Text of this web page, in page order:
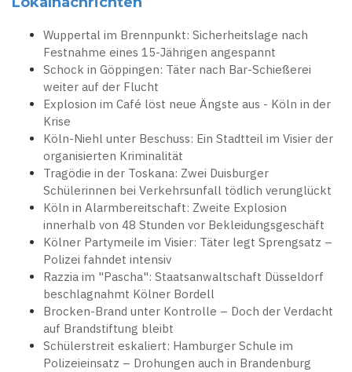
Wuppertal im Brennpunkt: Sicherheitslage nach
Festnahme eines 15-Jährigen angespannt
Schock in Göppingen: Täter nach Bar-Schießerei
weiter auf der Flucht
Explosion im Café löst neue Ängste aus - Köln in der
Krise
Köln-Niehl unter Beschuss: Ein Stadtteil im Visier der
organisierten Kriminalität
Tragödie in der Toskana: Zwei Duisburger
Schülerinnen bei Verkehrsunfall tödlich verunglückt
Köln in Alarmbereitschaft: Zweite Explosion
innerhalb von 48 Stunden vor Bekleidungsgeschäft
Kölner Partymeile im Visier: Täter legt Sprengsatz –
Polizei fahndet intensiv
Razzia im "Pascha": Staatsanwaltschaft Düsseldorf
beschlagnahmt Kölner Bordell
Brocken-Brand unter Kontrolle – Doch der Verdacht
auf Brandstiftung bleibt
Schülerstreit eskaliert: Hamburger Schule im
Polizeieinsatz – Drohungen auch in Brandenburg